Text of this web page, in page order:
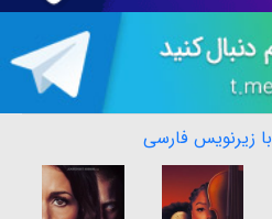
با زیرنویس فارسی